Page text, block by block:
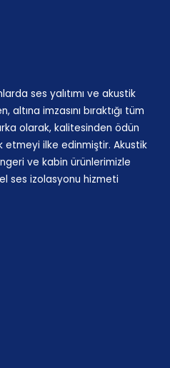
altında kalan
gerekiyor. Yüzer
kullanıcılar
soruyor, fakat
Bu nedenle biz
sevki değil, uygulama
da planlıyoruz. Böylece
hedefi kâğıt
Sünger
Sünger
ses yalıtımı ve akustik
imzasını bıraktığı tüm
olarak, kalitesinden ödün
ilke edinmiştir. Akustik
ve kabin ürünlerimizle
ses izolasyonu hizmeti